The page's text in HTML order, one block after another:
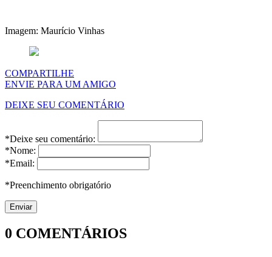
Imagem: Maurício Vinhas
COMPARTILHE
ENVIE PARA UM AMIGO
DEIXE SEU COMENTÁRIO
*Deixe seu comentário:
*Nome:
*Email:
*Preenchimento obrigatório
0 COMENTÁRIOS